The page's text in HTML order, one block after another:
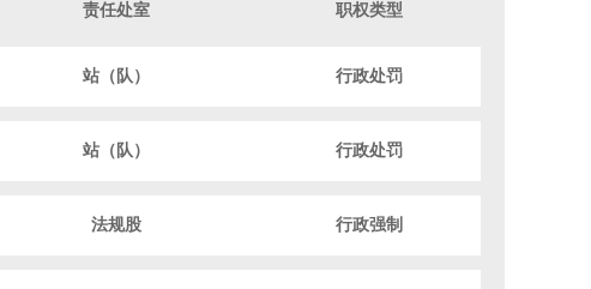
责任处室 职权类型
站（队） 行政处罚
站（队） 行政处罚
法规股 行政强制